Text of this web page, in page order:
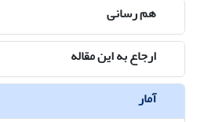
هم رسانی
ارجاع به این مقاله
آمار